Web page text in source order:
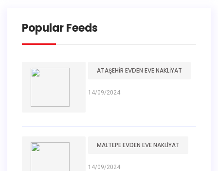
Popular Feeds
ATAŞEHIR EVDEN EVE NAKLIYAT
14/09/2024
MALTEPE EVDEN EVE NAKLIYAT
14/09/2024